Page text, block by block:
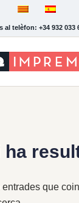
al telèfon: +34 932 033
ha
entrades que